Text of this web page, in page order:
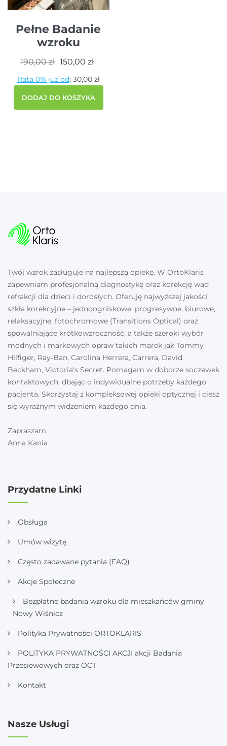
Pełne Badanie
wzroku
190,00zł Pierwotna
wynosiła:
190,00 zł.
150,00 zł
wynosi:
Rata 0% już od: 30,00 zł
DODAJ DO KOSZYKA
Twój wzrok zasługuje na najlepszą opiekę. W OrtoKlaris
zapewniam profesjonalną diagnostykę oraz korekcję wad
refrakcji dla dzieci i dorosłych. Oferuję najwyższej jakości
szkła korekcyjne – jednoogniskowe, progresywne, biurowe,
relaksacyjne, fotochromowe (Transitions Optical) oraz
spowalniające krótkowzroczność, a także szeroki wybór
modnych i markowych opraw takich marek jak Tommy
Hilfiger, Ray-Ban, Carolina Herrera, Carrera, David
Beckham, Victoria's Secret. Pomagam w doborze soczewek
kontaktowych, dbając o indywidualne potrzeby każdego
pacjenta. Skorzystaj z kompleksowej opieki optycznej i ciesz
się wyraźnym widzeniem każdego dnia.
Zapraszam,
Anna Kania
Przydatne Linki
Obsługa
Umów wizytę
Często zadawane pytania (FAQ)
Akcje Społeczne
Bezpłatne badania wzroku dla mieszkańców gminy
Nowy Wiśnicz
Polityka Prywatności ORTOKLARIS
POLITYKA PRYWATNOŚCI AKCJI akcji Badania
Przesiewowych oraz OCT
Kontakt
Nasze Usługi